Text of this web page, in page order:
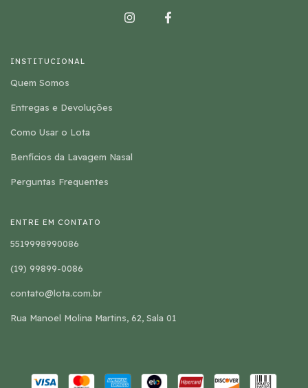
INSTITUCIONAL
Quem Somos
Entregas e Devoluções
Como Usar o Lota
Benfícios da Lavagem Nasal
Perguntas Frequentes
ENTRE EM CONTATO
5519998990086
(19) 99899-0086
contato@lota.com.br
Rua Manoel Molina Martins, 62, Sala 01